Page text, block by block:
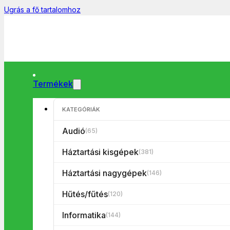
Ugrás a fő tartalomhoz
Termékek
KATEGÓRIÁK
Audió(65)
Háztartási kisgépek(381)
Háztartási nagygépek(146)
Hűtés/fűtés(120)
Informatika(144)